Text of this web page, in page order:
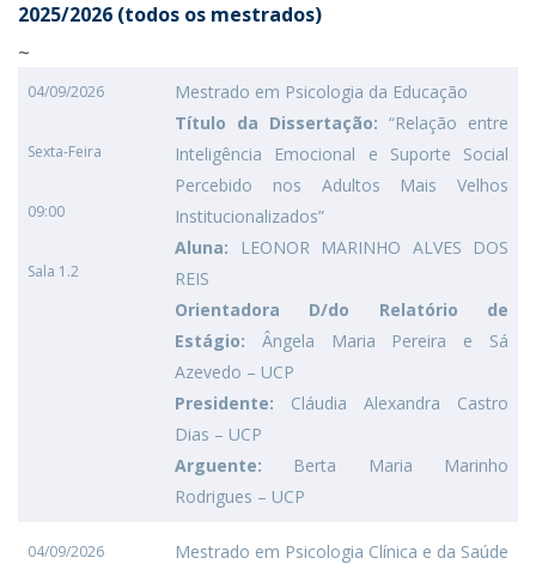
2025/2026 (todos os mestrados)
~
04/09/2026
Sexta-Feira
09:00
Sala 1.2
Mestrado em Psicologia da Educação
Título da Dissertação: “Relação entre
Inteligência Emocional e Suporte Social
Percebido nos Adultos Mais Velhos
Institucionalizados”
Aluna: LEONOR MARINHO ALVES DOS
REIS
Orientadora D/do Relatório de
Estágio: Ângela Maria Pereira e Sá
Azevedo – UCP
Presidente: Cláudia Alexandra Castro
Dias – UCP
Arguente: Berta Maria Marinho
Rodrigues – UCP
04/09/2026
Mestrado em Psicologia Clínica e da Saúde